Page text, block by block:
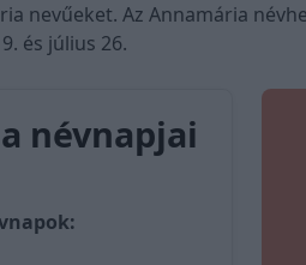
nevűeket. Az Annamária
és július 26.
névnapjai